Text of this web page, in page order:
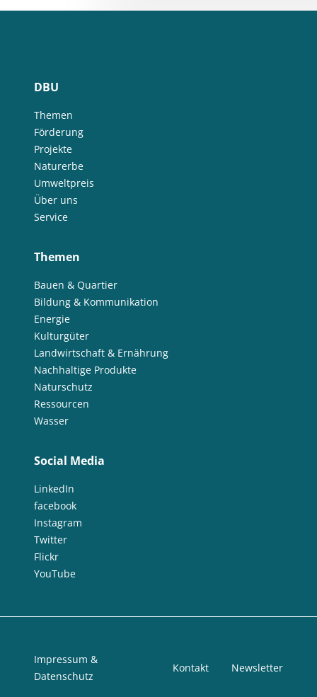
DBU
Themen
Förderung
Projekte
Naturerbe
Umweltpreis
Über uns
Service
Themen
Bauen & Quartier
Bildung & Kommunikation
Energie
Kulturgüter
Landwirtschaft & Ernährung
Nachhaltige Produkte
Naturschutz
Ressourcen
Wasser
Social Media
LinkedIn
facebook
Instagram
Twitter
Flickr
YouTube
Impressum &
Datenschutz
Kontakt Newsletter